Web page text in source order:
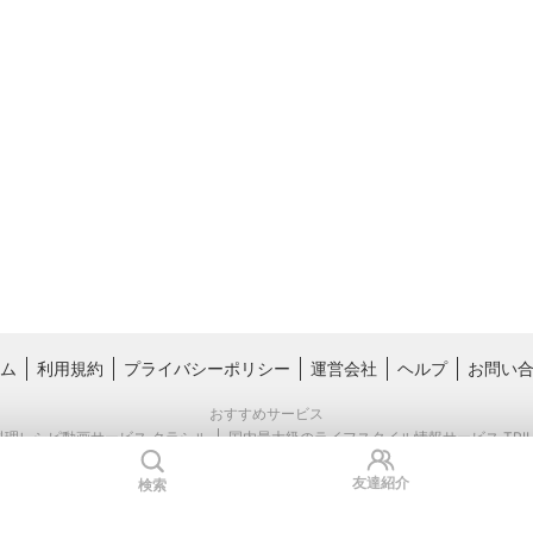
利用規約 プライバシーポリシー 運営会社 ヘルプ お問い
おすすめサービス
理レシピ動画サービス クラシル
国内最大級のライフスタイル情報サービス
Copyright © Kurashiru, inc.
検索 友達紹介